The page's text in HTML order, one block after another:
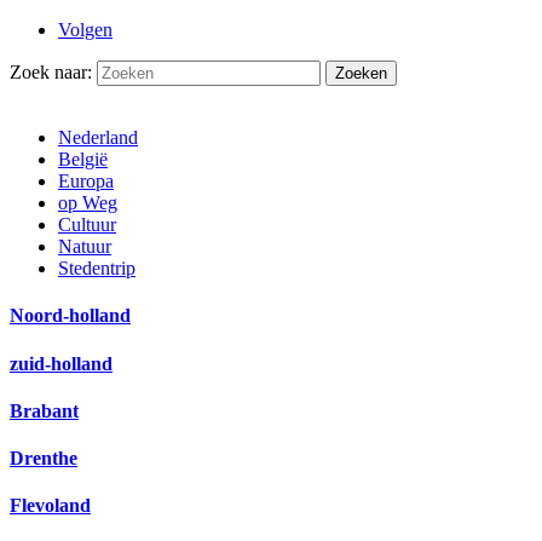
Volgen
Zoek naar:
Nederland
België
Europa
op Weg
Cultuur
Natuur
Stedentrip
Noord-holland
zuid-holland
Brabant
Drenthe
Flevoland